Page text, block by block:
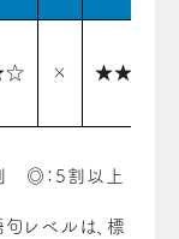
×
◎：5割以上
レベルは、標